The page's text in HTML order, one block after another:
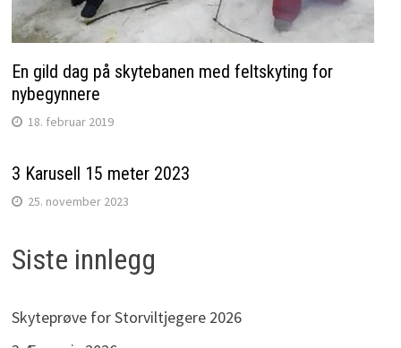
En gild dag på skytebanen med feltskyting for
nybegynnere
18. februar 2019
3 Karusell 15 meter 2023
25. november 2023
Siste innlegg
Skyteprøve for Storviltjegere 2026